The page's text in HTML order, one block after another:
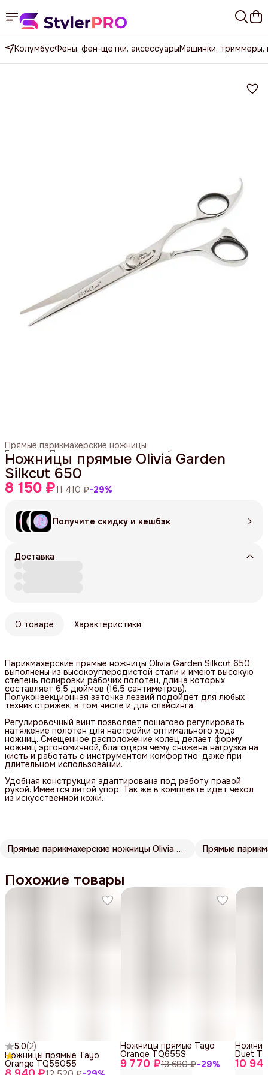
КолумбусФены, фен-щетки, аксессуарыМашинки, триммеры,
Прямые парикмахерские ножницы
Парикмахерские ножницы и бритвы ›
Главная
Ножницы прямые Olivia Garden
Silkcut 650
8 150 ₽11 410 ₽−29%
Получите скидку и кешбэк
Доставка
О товаре Характеристики
Парикмахерские прямые ножницы Olivia Garden Silkcut 650
выполнены из высокоуглеродистой стали и имеют высокую
степень полировки рабочих полотен, длина которых
составляет 6.5 дюймов (16.5 сантиметров).
Полуконвекционная заточка лезвий подойдет для любых
техник стрижек, в том числе и для слайсинга.
Регулировочный винт позволяет пошагово регулировать
натяжение полотен для настройки оптимального хода
ножниц. Смещенное расположение колец делает форму
ножниц эргономичной, благодаря чему снижена нагрузка на
кисть и работать с инструментом комфортно, даже при
длительном использовании.
Удобная конструкция адаптирована под работу правой
рукой. Имеется литой упор. Так же в комплекте идет чехол
из искусственной кожи.
Прямые парикмахерские ножницы Olivia Garden Прямые
Похожие товары
5.0(2)
Ножницы прямые Tayo
Orange TQ55055 9 770 ₽13 680 ₽−29%
Ножницы прямые Tayo
Orange TQ655S
10
Duet